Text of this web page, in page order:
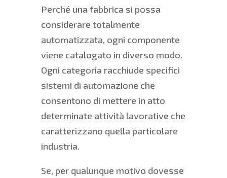
Perché una fabbrica si possa
considerare totalmente
automatizzata, ogni componente
viene catalogato in diverso modo.
Ogni categoria racchiude specifici
sistemi di automazione che
consentono di mettere in atto
determinate attività lavorative che
caratterizzano quella particolare
industria.
Se, per qualunque motivo dovesse